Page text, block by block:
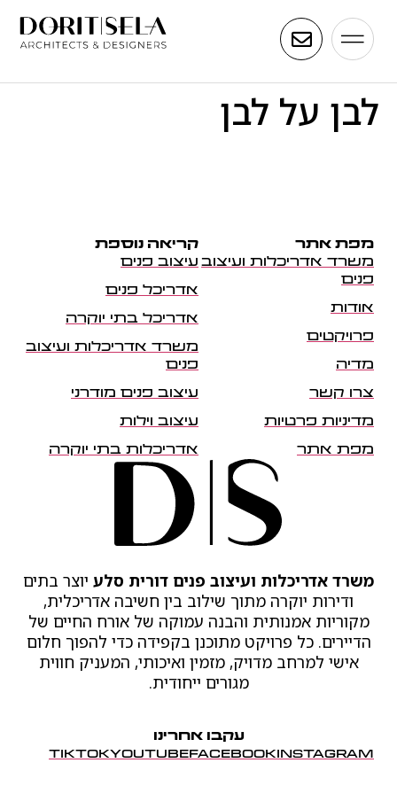
לבן על לבן
משרד אדריכלות ועיצוב פנים דורית סלע יוצר בתים
ודירות יוקרה מתוך שילוב בין חשיבה אדריכלית,
מקוריות אמנותית והבנה עמוקה של אורח החיים של
הדיירים. כל פרויקט מתוכנן בקפידה כדי להפוך חלום
אישי למרחב מדויק, מזמין ואיכותי, המעניק חווית
מגורים ייחודית.
עקבו אחרינו
INSTAGRAM
FACEBOOK
YOUTUBE
TIKTOK
מפת אתר
משרד אדריכלות ועיצוב
פנים
אודות
פרויקטים
מדיה
צרו קשר
מדיניות פרטיות
מפת אתר
קריאה נוספת
עיצוב פנים
אדריכל פנים
אדריכל בתי יוקרה
משרד אדריכלות ועיצוב
פנים
עיצוב פנים מודרני
עיצוב וילות
אדריכלות בתי יוקרה